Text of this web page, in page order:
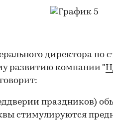
директора по
развитию компании "
праздников)
стимулируются